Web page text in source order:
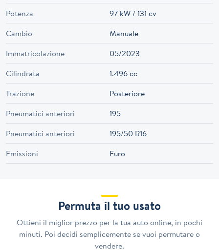
Potenza
97 kW / 131 cv
Cambio
Manuale
Immatricolazione
05/2023
Cilindrata
1.496 cc
Trazione
Posteriore
Pneumatici anteriori
195
Pneumatici anteriori
195/50 R16
Emissioni
Euro
Permuta il tuo usato
Ottieni il miglior prezzo per la tua auto online, in pochi
minuti. Poi decidi semplicemente se vuoi permutare o
vendere.